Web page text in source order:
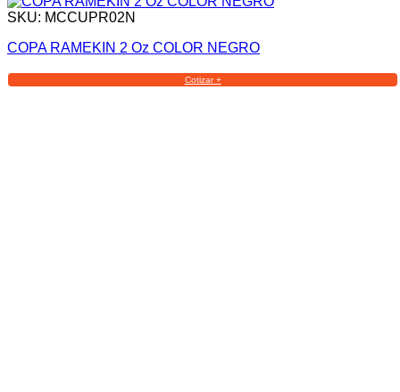
SKU: MCCUPR02N
COPA RAMEKIN 2 Oz COLOR NEGRO
Cotizar +